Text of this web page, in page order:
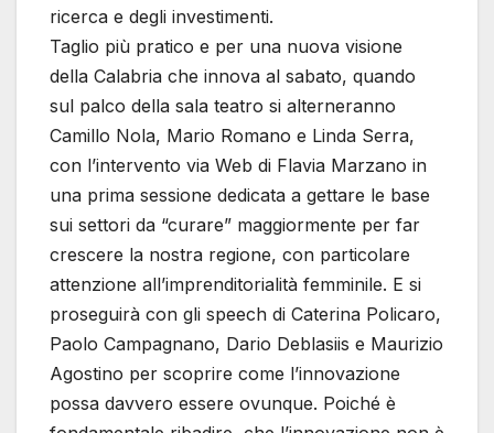
ricerca e degli investimenti.
Taglio più pratico e per una nuova visione
della Calabria che innova al sabato, quando
sul palco della sala teatro si alterneranno
Camillo Nola, Mario Romano e Linda Serra,
con l’intervento via Web di Flavia Marzano in
una prima sessione dedicata a gettare le base
sui settori da “curare” maggiormente per far
crescere la nostra regione, con particolare
attenzione all’imprenditorialità femminile. E si
proseguirà con gli speech di Caterina Policaro,
Paolo Campagnano, Dario Deblasiis e Maurizio
Agostino per scoprire come l’innovazione
possa davvero essere ovunque. Poiché è